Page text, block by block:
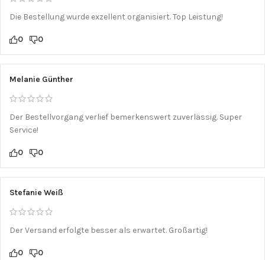
Die Bestellung wurde exzellent organisiert. Top Leistung!
0 0
Melanie Günther
Der Bestellvorgang verlief bemerkenswert zuverlässig. Super
Service!
0 0
Stefanie Weiß
Der Versand erfolgte besser als erwartet. Großartig!
0 0